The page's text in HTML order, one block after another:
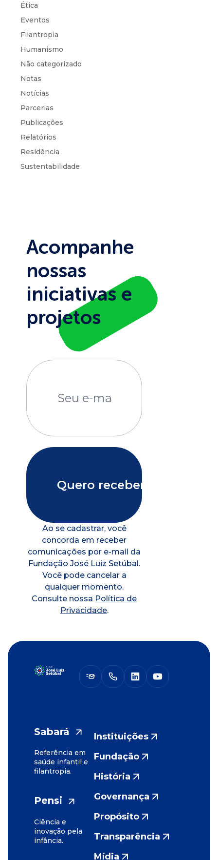
Ética
Eventos
Filantropia
Humanismo
Não categorizado
Notas
Notícias
Parcerias
Publicações
Relatórios
Residência
Sustentabilidade
Acompanhe
nossas
iniciativas e
projetos
Ao se cadastrar, você
concorda em receber
comunicações por e-mail da
Fundação José Luiz Setúbal.
Você pode cancelar a
qualquer momento.
Consulte nossa Política de
Privacidade.
Sabará
Referência em
saúde infantil e
filantropia.
Pensi
Ciência e
inovação pela
infância.
Instituições
Fundação
História
Governança
Propósito
Transparência
Mídia